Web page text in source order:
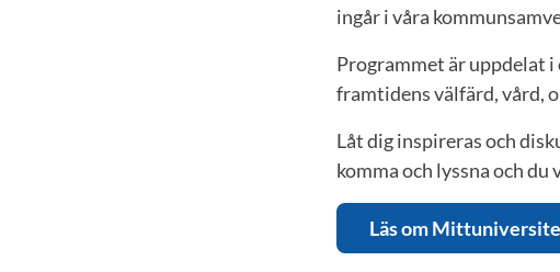
ingår i våra
Programmet är uppdelat
framtidens välfärd, vård,
Låt dig inspireras och
komma och lyssna och
Läs om